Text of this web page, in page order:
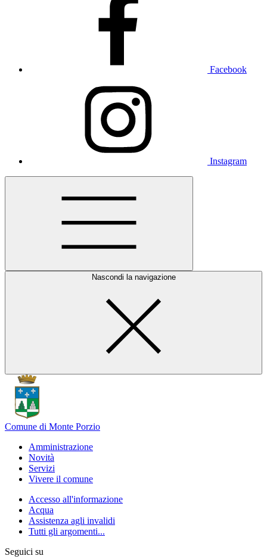
Facebook
Instagram
Nascondi la navigazione
Comune di Monte Porzio
Amministrazione
Novità
Servizi
Vivere il comune
Accesso all'informazione
Acqua
Assistenza agli invalidi
Tutti gli argomenti...
Seguici su